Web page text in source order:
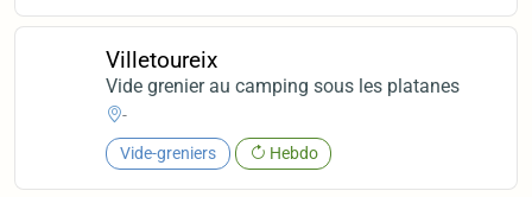
Villetoureix
Vide grenier au camping sous les platanes
-
Vide-greniers Hebdo